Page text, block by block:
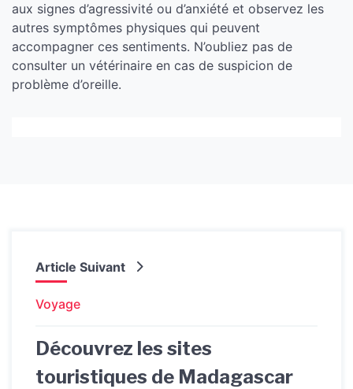
aux signes d’agressivité ou d’anxiété et observez les
autres symptômes physiques qui peuvent
accompagner ces sentiments. N’oubliez pas de
consulter un vétérinaire en cas de suspicion de
problème d’oreille.
Article Suivant
Voyage
Découvrez les sites
touristiques de Madagascar